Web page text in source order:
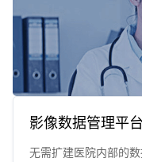
影像数据管理平台
无需扩建医院内部的